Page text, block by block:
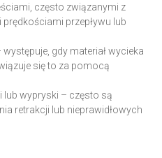
często związanymi z
przepływu lub
gdy materiał wycieka
się to za pomocą
wypryski – często są
retrakcji lub nieprawidłowych